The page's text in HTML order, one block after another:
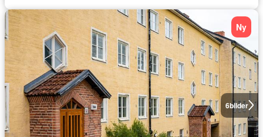
6bilder
Ny